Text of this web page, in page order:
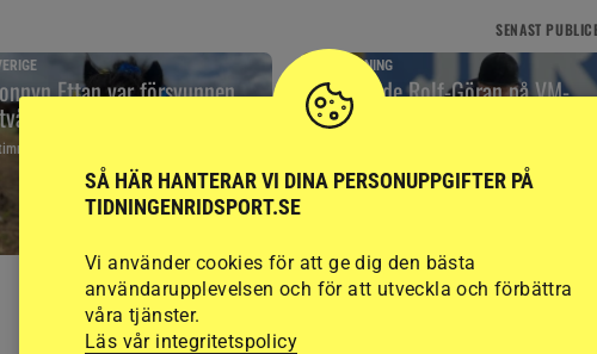
SENAST
Ettan var försvunnen
dygn – försökte räddas
HOPPNING
Snuvade Rolf-Göran på VM-
start
RELATERAD LÄSNING
SÅ HÄR HANTERAR VI DINA PERSONUPPGIFTER PÅ
TIDNINGENRIDSPORT.SE
Vi använder cookies för att ge dig den bästa
användarupplevelsen och för att utveckla och förbättra
våra tjänster.
Läs vår integritetspolicy